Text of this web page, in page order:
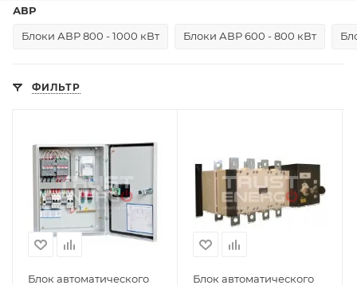
АВР
Блоки АВР 800 - 1000 кВт
Блоки АВР 600 - 800 кВт
ФИЛЬТР
Блок автоматического
Блок автоматического